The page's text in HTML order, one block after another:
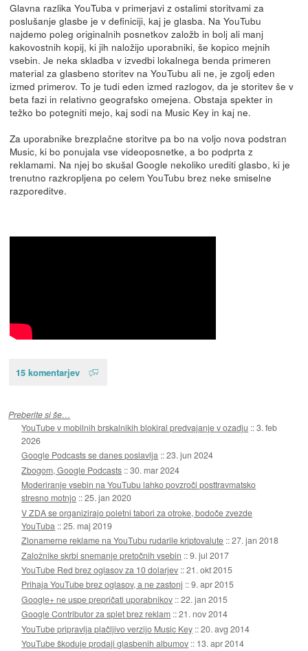
Glavna razlika YouTuba v primerjavi z ostalimi storitvami za
poslušanje glasbe je v definiciji, kaj je glasba. Na YouTubu
najdemo poleg originalnih posnetkov založb in bolj ali manj
kakovostnih kopij, ki jih naložijo uporabniki, še kopico mejnih
vsebin. Je neka skladba v izvedbi lokalnega benda primeren
material za glasbeno storitev na YouTubu ali ne, je zgolj eden
izmed primerov. To je tudi eden izmed razlogov, da je storitev še v
beta fazi in relativno geografsko omejena. Obstaja spekter in
težko bo potegniti mejo, kaj sodi na Music Key in kaj ne.
Za uporabnike brezplačne storitve pa bo na voljo nova podstran
Music, ki bo ponujala vse videoposnetke, a bo podprta z
reklamami. Na njej bo skušal Google nekoliko urediti glasbo, ki je
trenutno razkropljena po celem YouTubu brez neke smiselne
razporeditve.
15 komentarjev
Preberite si še…
YouTube v mobilnih brskalnikih blokiral predvajanje v ozadju ::3. feb
2026
Google Podcasts se danes poslavlja ::23. jun 2024
Zbogom, Google Podcasts ::30. mar 2024
Moderiranje vsebin na YouTubu lahko povzroči posttravmatsko
stresno motnjo ::25. jan 2020
V ZDA se organizirajo poletni tabori za otroke, bodoče zvezde
YouTuba ::25. maj 2019
Zlonamerne reklame na YouTubu rudarile kriptovalute ::27. jan 2018
Založnike skrbi snemanje pretočnih vsebin ::9. jul 2017
YouTube Red brez oglasov za 10 dolarjev ::21. okt 2015
Prihaja YouTube brez oglasov, a ne zastonj ::9. apr 2015
Google+ ne uspe prepričati uporabnikov ::22. jan 2015
Google Contributor za splet brez reklam ::21. nov 2014
YouTube pripravlja plačljivo verzijo Music Key ::20. avg 2014
YouTube škoduje prodaji glasbenih albumov :: 13. apr 2014